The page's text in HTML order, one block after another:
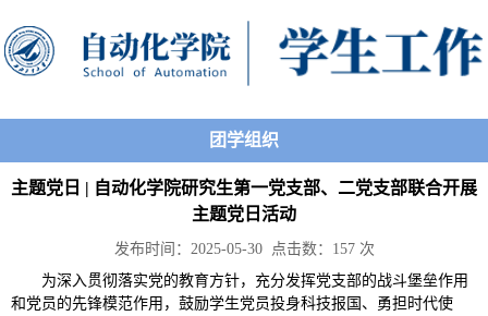
团学组织
主题党日 | 自动化学院研究生第一党支部、二党支部联合开展
主题党日活动
发布时间：2025-05-30 点击数： 157 次
为深入贯彻落实党的教育方针，充分发挥党支部的战斗堡垒作用
和党员的先锋模范作用，鼓励学生党员投身科技报国、勇担时代使